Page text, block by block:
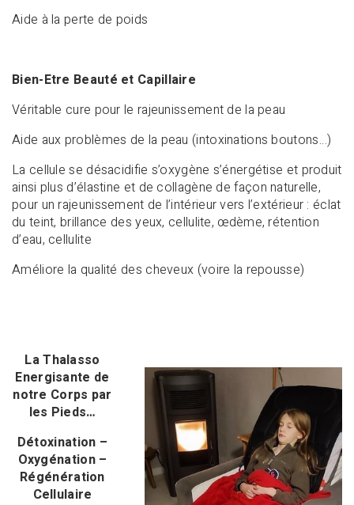
Aide à la perte de poids
Bien-Etre Beauté et Capillaire
Véritable cure pour le rajeunissement de la peau
Aide aux problèmes de la peau (intoxinations boutons…)
La cellule se désacidifie s’oxygène s’énergétise et produit
ainsi plus d’élastine et de collagène de façon naturelle,
pour un rajeunissement de l’intérieur vers l’extérieur : éclat
du teint, brillance des yeux, cellulite, œdème, rétention
d’eau, cellulite
Améliore la qualité des cheveux (voire la repousse)
La Thalasso
Energisante de
notre Corps par
les Pieds…
Détoxination –
Oxygénation –
Régénération
Cellulaire